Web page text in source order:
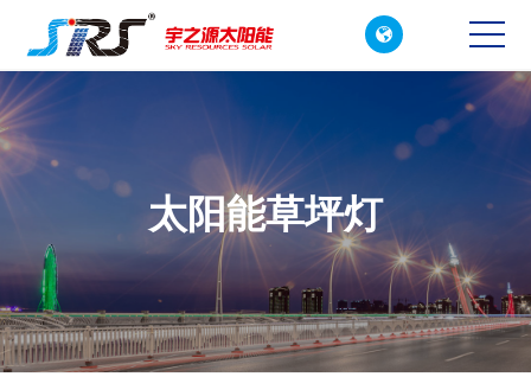

CN
太阳能草坪灯